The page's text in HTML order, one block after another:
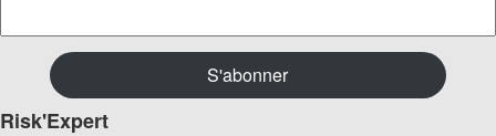
Risk'Expert